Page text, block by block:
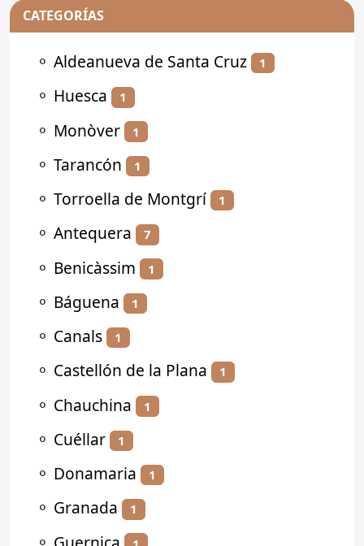
CATEGORÍAS
⚬ Aldeanueva de Santa Cruz 1
⚬ Huesca 1
⚬ Monòver 1
⚬ Tarancón 1
⚬ Torroella de Montgrí 1
⚬ Antequera 7
⚬ Benicàssim 1
⚬ Báguena 1
⚬ Canals 1
⚬ Castellón de la Plana 1
⚬ Chauchina 1
⚬ Cuéllar 1
⚬ Donamaria 1
⚬ Granada 1